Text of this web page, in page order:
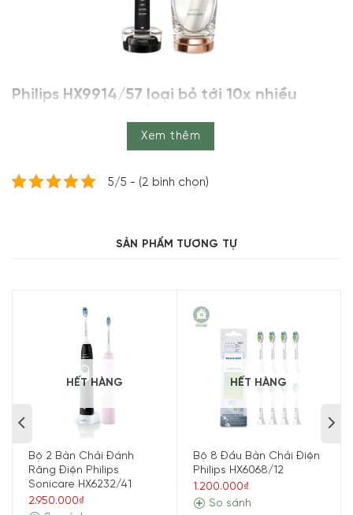
Philips HX9914/57 loại bỏ tới 10x nhiều
giúp bạn làm sạch sâu có thể với đầu
chải mềm, linh hoạt được thiết kế để uốn cong quanh các
Xem thêm
5/5 - (2 bình chọn)
SẢN PHẨM TƯƠNG TỰ
HẾT HÀNG
Bộ 2 Bàn Chải Đánh
Răng Điện Philips
Sonicare HX6232/41
2.950.000₫
HẾT HÀNG
Bộ 8 Đầu Bàn Chải Điện
Philips HX6068/12
1.200.000₫
So sánh